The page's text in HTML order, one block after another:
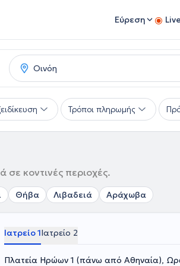
Εύρεση
Τρόποι πληρωμής
κοντινές περιοχές.
Θήβα Λιβαδειά Αράχωβα
Ιατρείο 1Ιατρείο 2
Πλατεία Ηρώων 1 (πάνω από Αθηναία),